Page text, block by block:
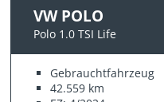
VW POLO
Polo 1.0 TSI Life
Gebrauchtfahrzeug
42.559 km